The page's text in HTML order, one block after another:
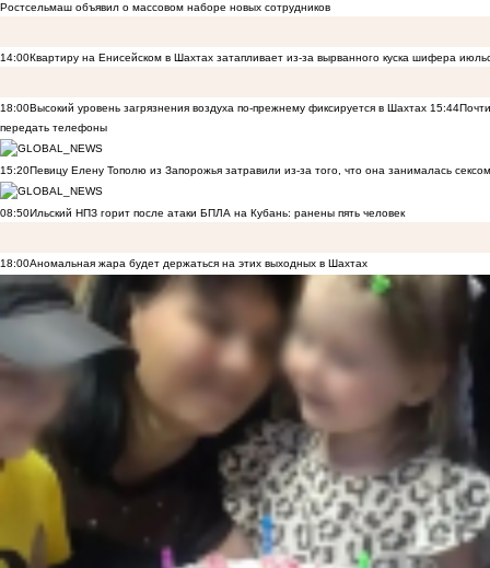
Ростсельмаш объявил о массовом наборе новых сотрудников
14:00Квартиру на Енисейском в Шахтах затапливает из-за вырванного куска шифера
18:00Высокий уровень загрязнения воздуха по-прежнему фиксируется в Шахтах 15:44
передать телефоны
15:20Певицу Елену Тополю из Запорожья затравили из-за того, что она занималась
08:50Ильский НПЗ горит после атаки БПЛА на Кубань: ранены пять человек
18:00Аномальная жара будет держаться на этих выходных в Шахтах